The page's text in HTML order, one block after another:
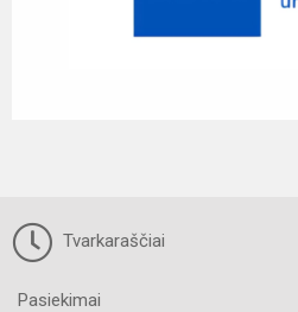
Tvarkaraščiai
Pasiekimai